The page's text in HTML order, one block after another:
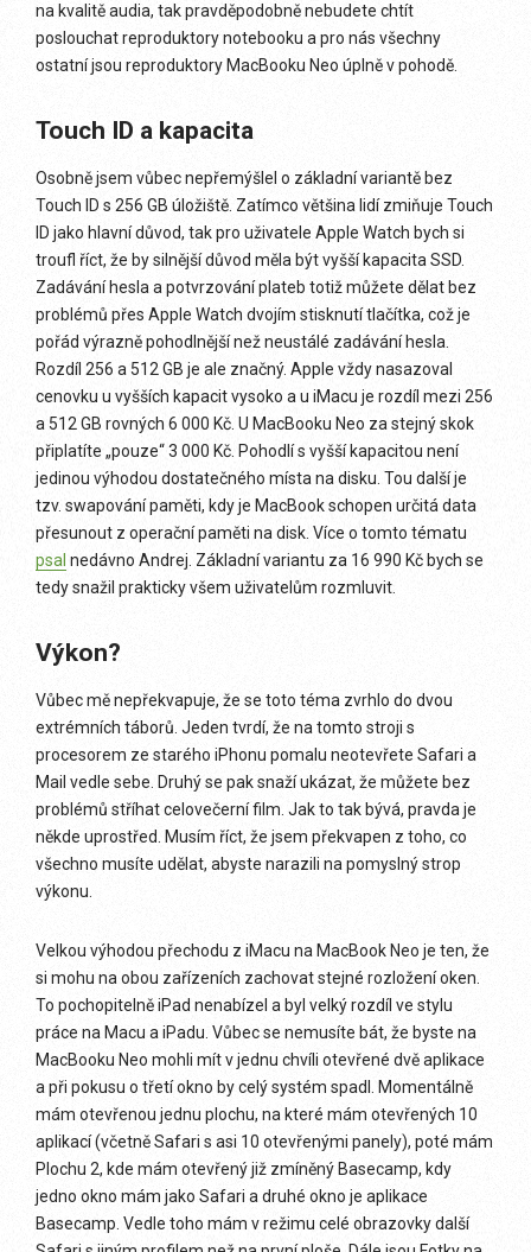
na kvalitě audia, tak pravděpodobně nebudete chtít
poslouchat reproduktory notebooku a pro nás všechny
ostatní jsou reproduktory MacBooku Neo úplně v pohodě.
Touch ID a kapacita
Osobně jsem vůbec nepřemýšlel o základní variantě bez
Touch ID s 256 GB úložiště. Zatímco většina lidí zmiňuje Touch
ID jako hlavní důvod, tak pro uživatele Apple Watch bych si
troufl říct, že by silnější důvod měla být vyšší kapacita SSD.
Zadávání hesla a potvrzování plateb totiž můžete dělat bez
problémů přes Apple Watch dvojím stisknutí tlačítka, což je
pořád výrazně pohodlnější než neustálé zadávání hesla.
Rozdíl 256 a 512 GB je ale značný. Apple vždy nasazoval
cenovku u vyšších kapacit vysoko a u iMacu je rozdíl mezi 256
a 512 GB rovných 6 000 Kč. U MacBooku Neo za stejný skok
připlatíte „pouze“ 3 000 Kč. Pohodlí s vyšší kapacitou není
jedinou výhodou dostatečného místa na disku. Tou další je
tzv. swapování paměti, kdy je MacBook schopen určitá data
přesunout z operační paměti na disk. Více o tomto tématu
psal nedávno Andrej. Základní variantu za 16 990 Kč bych se
tedy snažil prakticky všem uživatelům rozmluvit.
Výkon?
Vůbec mě nepřekvapuje, že se toto téma zvrhlo do dvou
extrémních táborů. Jeden tvrdí, že na tomto stroji s
procesorem ze starého iPhonu pomalu neotevřete Safari a
Mail vedle sebe. Druhý se pak snaží ukázat, že můžete bez
problémů stříhat celovečerní film. Jak to tak bývá, pravda je
někde uprostřed. Musím říct, že jsem překvapen z toho, co
všechno musíte udělat, abyste narazili na pomyslný strop
výkonu.
Velkou výhodou přechodu z iMacu na MacBook Neo je ten, že
si mohu na obou zařízeních zachovat stejné rozložení oken.
To pochopitelně iPad nenabízel a byl velký rozdíl ve stylu
práce na Macu a iPadu. Vůbec se nemusíte bát, že byste na
MacBooku Neo mohli mít v jednu chvíli otevřené dvě aplikace
a při pokusu o třetí okno by celý systém spadl. Momentálně
mám otevřenou jednu plochu, na které mám otevřených 10
aplikací (včetně Safari s asi 10 otevřenými panely), poté mám
Plochu 2, kde mám otevřený již zmíněný Basecamp, kdy
jedno okno mám jako Safari a druhé okno je aplikace
Basecamp. Vedle toho mám v režimu celé obrazovky další